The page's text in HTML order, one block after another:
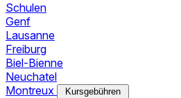
Schulen
Genf
Lausanne
Freiburg
Biel-Bienne
Neuchatel
Montreux
Kursgebühren